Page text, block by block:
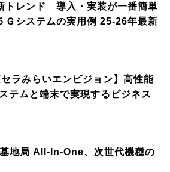
トレンド 導入・実装が一番簡単
Ｇシステムの実用例 25-26年最新
セラみらいエンビジョン】高性能
テムと端末で実現するビジネス
地局 All-In-One、次世代機種の